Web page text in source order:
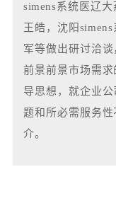
simens系统医辽
王皓，沈阳
军等做出研讨洽
前景前景市场需
导思想，就企业
题和所必需服务
介。